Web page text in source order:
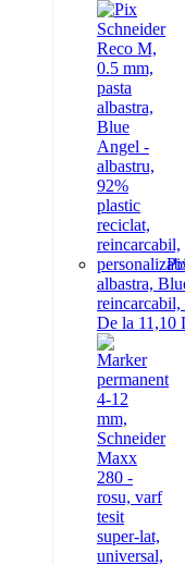
albastra,
reincarcabil,
De la 11,10